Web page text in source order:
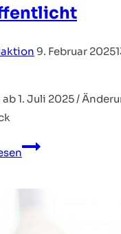
9. Februar 2025
1. Juli 2025 /
DHB: